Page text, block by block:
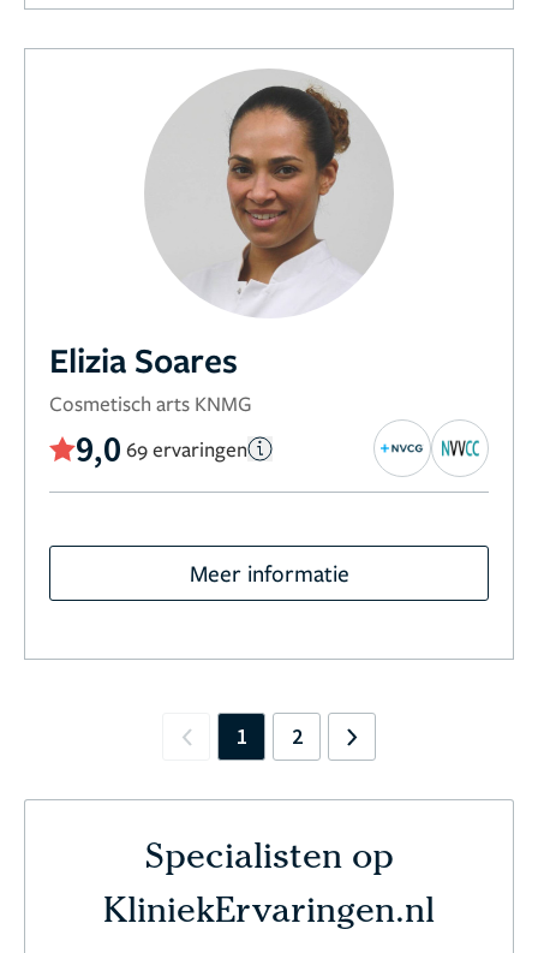
Elizia Soares
Cosmetisch arts KNMG
9,0 69 ervaringen
Meer informatie
Previous
1 2 Next
Specialisten op
KliniekErvaringen.nl